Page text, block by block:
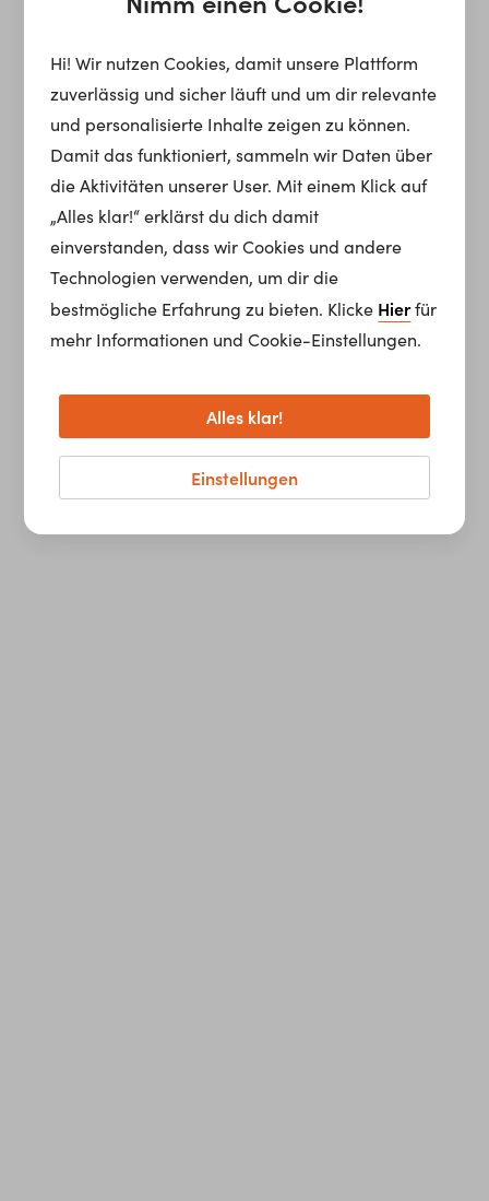
Hi! Wir nutzen Cookies, damit unsere Plattform
zuverlässig und sicher läuft und um dir relevante
und personalisierte Inhalte zeigen zu können.
Damit das funktioniert, sammeln wir Daten über
die Aktivitäten unserer User. Mit einem Klick auf
„Alles klar!“ erklärst du dich damit
einverstanden, dass wir Cookies und andere
Technologien verwenden, um dir die
bestmögliche Erfahrung zu bieten. Klicke Hierfür
mehr Informationen und Cookie-Einstellungen.
Einstellungen
Alles klar!